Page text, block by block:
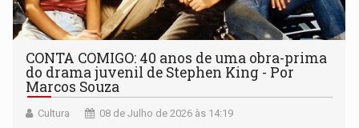
CONTA COMIGO: 40 anos de uma obra-prima
do drama juvenil de Stephen King - Por
Marcos Souza
Cultura 08 de Julho de 2026 às 14:19